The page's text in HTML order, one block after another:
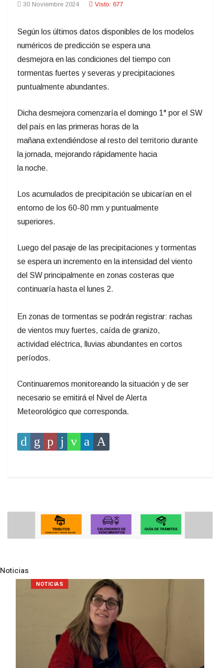
30 Noviembre 2024 Visto: 677
Según los últimos datos disponibles de los modelos
numéricos de predicción se espera una
desmejora en las condiciones del tiempo con
tormentas fuertes y severas y precipitaciones
puntualmente abundantes.
Dicha desmejora comenzaría el domingo 1° por el SW
del país en las primeras horas de la
mañana extendiéndose al resto del territorio durante
la jornada, mejorando rápidamente hacia
la noche.
Los acumulados de precipitación se ubicarían en el
entorno de los 60-80 mm y puntualmente
superiores.
Luego del pasaje de las precipitaciones y tormentas
se espera un incremento en la intensidad del viento
del SW principalmente en zonas costeras que
continuaría hasta el lunes 2.
En zonas de tormentas se podrán registrar: rachas
de vientos muy fuertes, caída de granizo,
actividad eléctrica, lluvias abundantes en cortos
períodos.
Continuaremos monitoreando la situación y de ser
necesario se emitirá el Nivel de Alerta
Meteorológico que corresponda.
Noticias